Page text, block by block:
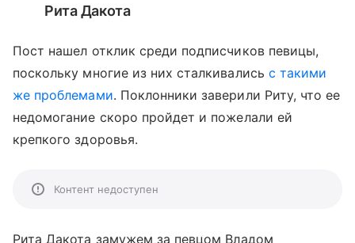
Рита Дакота
Пост нашел отклик среди подписчиков певицы,
поскольку многие из них сталкивались с такими
же проблемами. Поклонники заверили Риту, что ее
недомогание скоро пройдет и пожелали ей
крепкого здоровья.
Контент недоступен
Рита Дакота замужем за певцом Владом